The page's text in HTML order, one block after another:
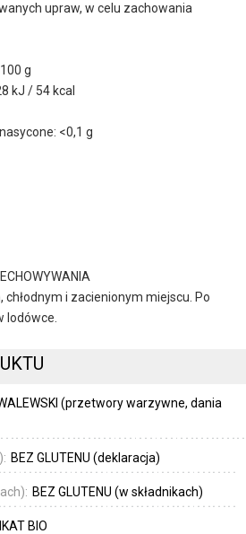
upraw, w celu zachowania
g
kJ / 54 kcal
<0,1 g
i zacienionym miejscu. Po
lodówce.
(przetwory warzywne, dania
BEZ GLUTENU (deklaracja)
BEZ GLUTENU (w składnikach)
BIO